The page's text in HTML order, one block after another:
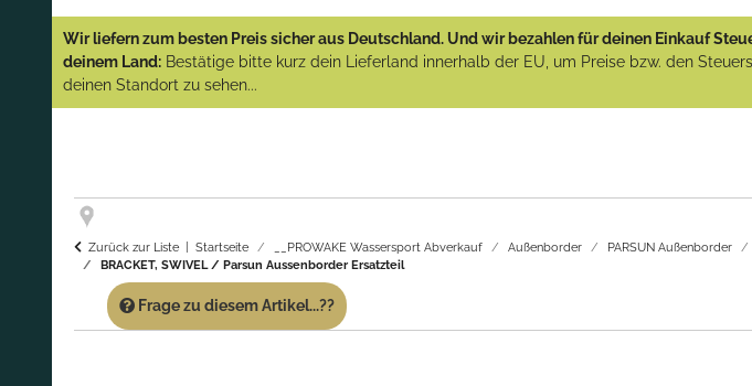
(Abverkauf)!
GARANTIE UND SERVICE:
Wir liefern zum besten Preis sicher aus Deutschland. Und wir bezahlen für deinen Einkauf
deinem Land: Bestätige bitte kurz dein Lieferland innerhalb der EU, um Preise bzw. den
deinen Standort zu sehen...
Zurück zur Liste Startseite __PROWAKE Wassersport Abverkauf Außenborder PARSUN Außenborder
BRACKET, SWIVEL / Parsun Aussenborder Ersatzteil
Frage zu diesem Artikel...??